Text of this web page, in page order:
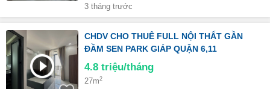
3 tháng trước
CHDV CHO THUÊ FULL NỘI THẤT GẦN
ĐẦM SEN PARK GIÁP QUẬN 6,11
4.8 triệu/tháng
27m2